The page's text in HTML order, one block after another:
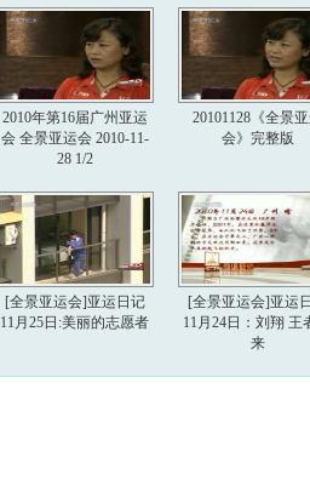
2010年第16届广州亚运
会 全景亚运会 2010-11-
28 1/2
20101128《全景
会》完整版
[全景亚运会]亚运日记
11月25日:美丽的志愿者
[全景亚运会]亚运
11月24日：刘翔 王
来